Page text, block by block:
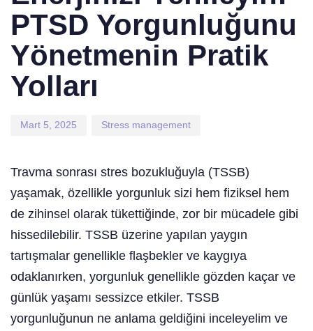
PTSD Yorgunluğunu
Yönetmenin Pratik
Yolları
Mart 5, 2025 Stress management
Travma sonrası stres bozukluğuyla (TSSB)
yaşamak, özellikle yorgunluk sizi hem fiziksel hem
de zihinsel olarak tükettiğinde, zor bir mücadele gibi
hissedilebilir. TSSB üzerine yapılan yaygın
tartışmalar genellikle flaşbekler ve kaygıya
odaklanırken, yorgunluk genellikle gözden kaçar ve
günlük yaşamı sessizce etkiler. TSSB
yorgunluğunun ne anlama geldiğini inceleyelim ve